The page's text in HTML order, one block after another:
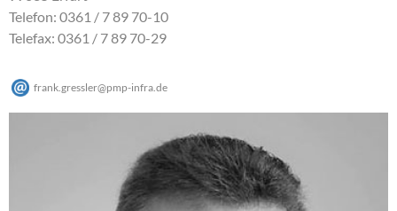
Telefon: 0361 / 7 89 70-10
Telefax: 0361 / 7 89 70-29
frank.gressler@pmp-infra.de